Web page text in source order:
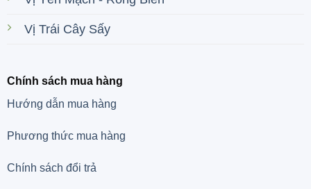
Vị Trái Cây Sấy
Chính sách mua hàng
Hướng dẫn mua hàng
Phương thức mua hàng
Chính sách đổi trả